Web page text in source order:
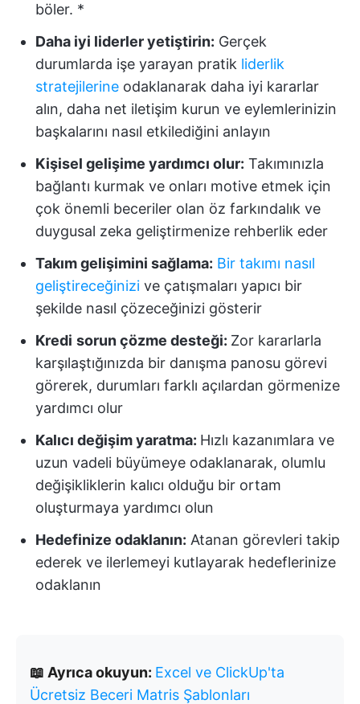
böler. *
Daha iyi liderler yetiştirin: Gerçek
durumlarda işe yarayan pratik liderlik
stratejilerine odaklanarak daha iyi kararlar
alın, daha net iletişim kurun ve eylemlerinizin
başkalarını nasıl etkilediğini anlayın
Kişisel gelişime yardımcı olur: Takımınızla
bağlantı kurmak ve onları motive etmek için
çok önemli beceriler olan öz farkındalık ve
duygusal zeka geliştirmenize rehberlik eder
Takım gelişimini sağlama: Bir takımı nasıl
geliştireceğinizi ve çatışmaları yapıcı bir
şekilde nasıl çözeceğinizi gösterir
Kredi sorun çözme desteği: Zor kararlarla
karşılaştığınızda bir danışma panosu görevi
görerek, durumları farklı açılardan görmenize
yardımcı olur
Kalıcı değişim yaratma: Hızlı kazanımlara ve
uzun vadeli büyümeye odaklanarak, olumlu
değişikliklerin kalıcı olduğu bir ortam
oluşturmaya yardımcı olun
Hedefinize odaklanın: Atanan görevleri takip
ederek ve ilerlemeyi kutlayarak hedeflerinize
odaklanın
📖 Ayrıca okuyun: Excel ve ClickUp'ta
Ücretsiz Beceri Matris Şablonları